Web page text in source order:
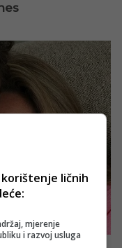
korištenje ličnih
mjerenje
i razvoj usluga